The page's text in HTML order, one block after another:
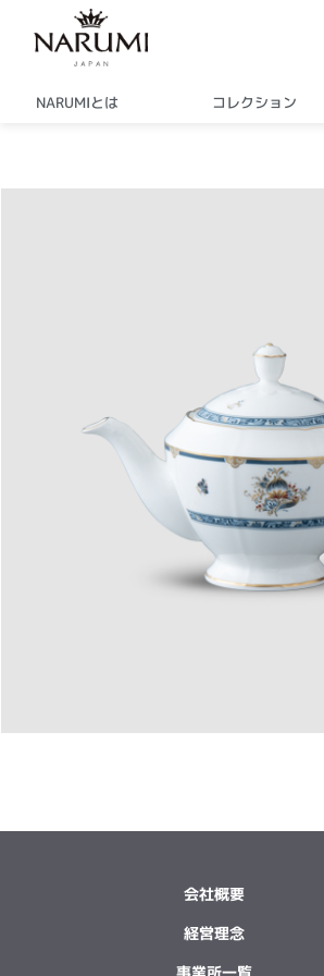
プ
NARUMIとは コレクション
会社概要
経営理念
事業所一覧